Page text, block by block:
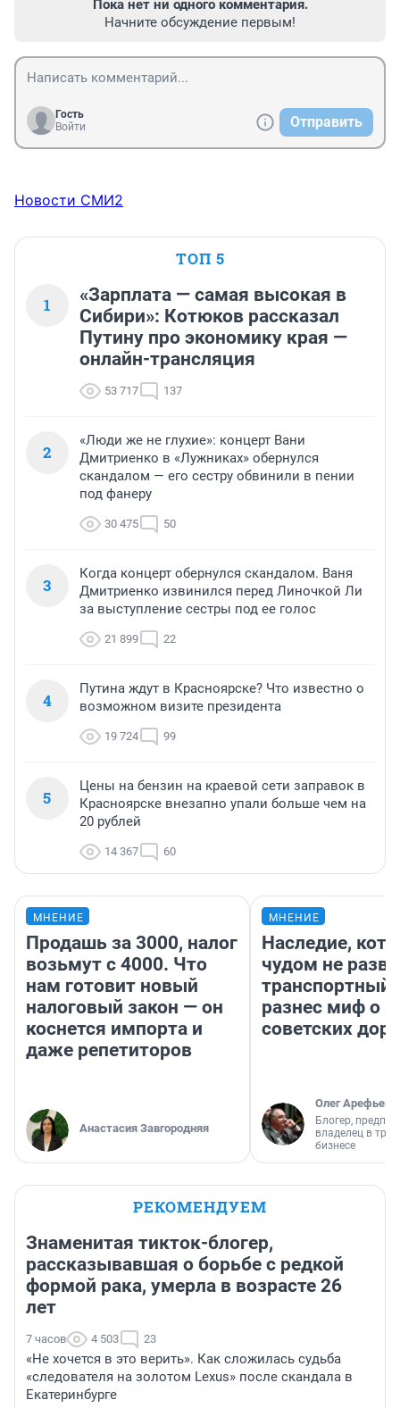
Пока нет ни одного комментария.
Начните обсуждение первым!
Гость
Войти
Отправить
Новости СМИ2
ТОП 5
1
«Зарплата — самая высокая в
Сибири»: Котюков рассказал
Путину про экономику края —
онлайн-трансляция
53 717 137
2
«Люди же не глухие»: концерт Вани
Дмитриенко в «Лужниках» обернулся
скандалом — его сестру обвинили в пении
под фанеру
30 475 50
3
Когда концерт обернулся скандалом. Ваня
Дмитриенко извинился перед Линочкой Ли
за выступление сестры под ее голос
21 899 22
4
Путина ждут в Красноярске? Что известно о
возможном визите президента
19 724 99
5
Цены на бензин на краевой сети заправок в
Красноярске внезапно упали больше чем на
20 рублей
14 367 60
МНЕНИЕ
Продашь за 3000, налог
возьмут с 4000. Что
нам готовит новый
налоговый закон — он
коснется импорта и
даже репетиторов
Анастасия Завгородняя
МНЕНИЕ
Наследие,
чудом не
транспортный
разнес миф о
советских
Олег Арефьев
Блогер,
владелец в
бизнесе
РЕКОМЕНДУЕМ
Знаменитая тикток-блогер,
рассказывавшая о борьбе с редкой
формой рака, умерла в возрасте 26
лет
7 часов 4 503 23
«Не хочется в это верить». Как сложилась судьба
«следователя на золотом Lexus» после скандала в
Екатеринбурге